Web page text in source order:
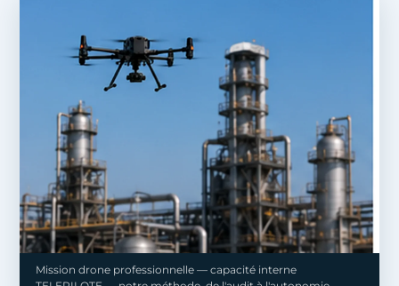
Mission drone professionnelle — capacité interne